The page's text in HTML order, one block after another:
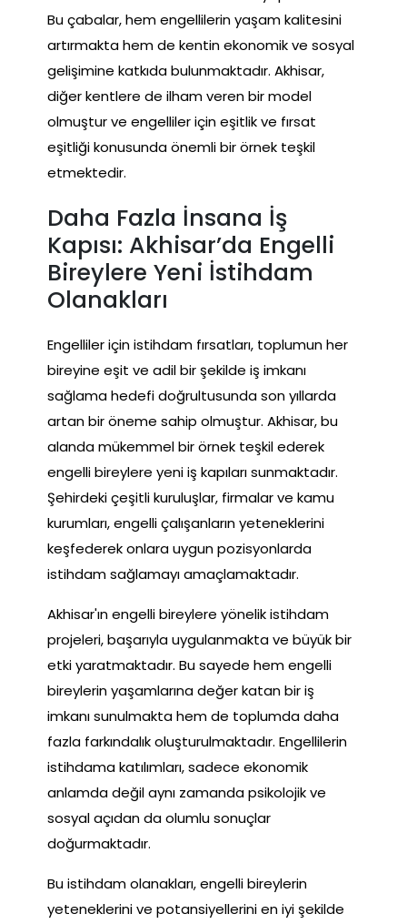
Bu çabalar, hem engellilerin yaşam kalitesini
artırmakta hem de kentin ekonomik ve sosyal
gelişimine katkıda bulunmaktadır. Akhisar,
diğer kentlere de ilham veren bir model
olmuştur ve engelliler için eşitlik ve fırsat
eşitliği konusunda önemli bir örnek teşkil
etmektedir.
Daha Fazla İnsana İş
Kapısı: Akhisar’da Engelli
Bireylere Yeni İstihdam
Olanakları
Engelliler için istihdam fırsatları, toplumun her
bireyine eşit ve adil bir şekilde iş imkanı
sağlama hedefi doğrultusunda son yıllarda
artan bir öneme sahip olmuştur. Akhisar, bu
alanda mükemmel bir örnek teşkil ederek
engelli bireylere yeni iş kapıları sunmaktadır.
Şehirdeki çeşitli kuruluşlar, firmalar ve kamu
kurumları, engelli çalışanların yeteneklerini
keşfederek onlara uygun pozisyonlarda
istihdam sağlamayı amaçlamaktadır.
Akhisar'ın engelli bireylere yönelik istihdam
projeleri, başarıyla uygulanmakta ve büyük bir
etki yaratmaktadır. Bu sayede hem engelli
bireylerin yaşamlarına değer katan bir iş
imkanı sunulmakta hem de toplumda daha
fazla farkındalık oluşturulmaktadır. Engellilerin
istihdama katılımları, sadece ekonomik
anlamda değil aynı zamanda psikolojik ve
sosyal açıdan da olumlu sonuçlar
doğurmaktadır.
Bu istihdam olanakları, engelli bireylerin
yeteneklerini ve potansiyellerini en iyi şekilde